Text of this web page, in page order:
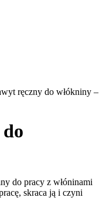
ręczny do włókniny –
do pracy z włóninami
skraca ją i czyni